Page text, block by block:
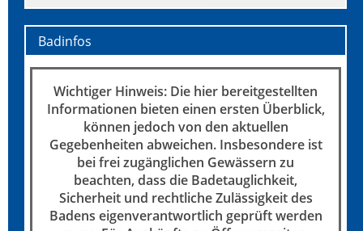
Badinfos
Wichtiger Hinweis: Die hier bereitgestellten
Informationen bieten einen ersten Überblick,
können jedoch von den aktuellen
Gegebenheiten abweichen. Insbesondere ist
bei frei zugänglichen Gewässern zu
beachten, dass die Badetauglichkeit,
Sicherheit und rechtliche Zulässigkeit des
Badens eigenverantwortlich geprüft werden